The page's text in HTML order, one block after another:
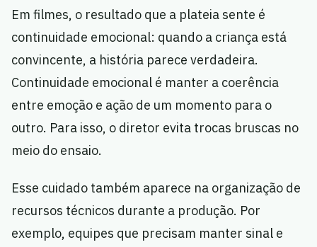
Em filmes, o resultado que a plateia sente é
continuidade emocional: quando a criança está
convincente, a história parece verdadeira.
Continuidade emocional é manter a coerência
entre emoção e ação de um momento para o
outro. Para isso, o diretor evita trocas bruscas no
meio do ensaio.
Esse cuidado também aparece na organização de
recursos técnicos durante a produção. Por
exemplo, equipes que precisam manter sinal e